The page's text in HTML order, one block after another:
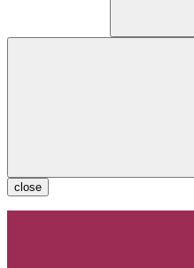
close